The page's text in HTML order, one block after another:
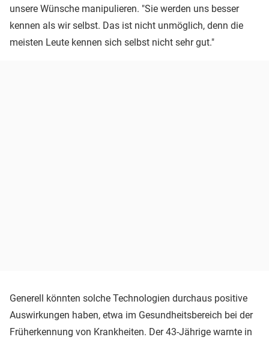
unsere Wünsche manipulieren. "Sie werden uns besser
kennen als wir selbst. Das ist nicht unmöglich, denn die
meisten Leute kennen sich selbst nicht sehr gut."
Generell könnten solche Technologien durchaus positive
Auswirkungen haben, etwa im Gesundheitsbereich bei der
Früherkennung von Krankheiten. Der 43-Jährige warnte in